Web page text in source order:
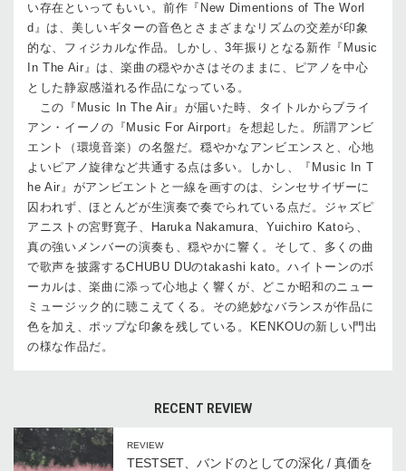
い存在といってもいい。前作『New Dimentions of The Worl
d』は、美しいギターの音色とさまざまなリズムの交差が印象
的な、フィジカルな作品。しかし、3年振りとなる新作『Music
In The Air』は、楽曲の穏やかさはそのままに、ピアノを中心
とした静寂感溢れる作品になっている。
この『Music In The Air』が届いた時、タイトルからブライ
アン・イーノの『Music For Airport』を想起した。所謂アンビ
エント（環境音楽）の名盤だ。穏やかなアンビエンスと、心地
よいピアノ旋律など共通する点は多い。しかし、『Music In T
he Air』がアンビエントと一線を画すのは、シンセサイザーに
囚われず、ほとんどが生演奏で奏でられている点だ。ジャズピ
アニストの宮野寛子、Haruka Nakamura、Yuichiro Katoら、
真の強いメンバーの演奏も、穏やかに響く。そして、多くの曲
で歌声を披露するCHUBU DUのtakashi kato。ハイトーンのボ
ーカルは、楽曲に添って心地よく響くが、どこか昭和のニュー
ミュージック的に聴こえてくる。その絶妙なバランスが作品に
色を加え、ポップな印象を残している。KENKOUの新しい門出
の様な作品だ。
RECENT REVIEW
REVIEW
TESTSET、バンドのとしての深化 / 真価を